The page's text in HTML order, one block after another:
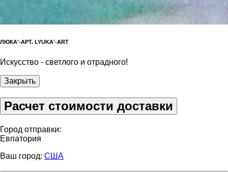
ЛЮКА'-АРТ. LYUKA'-ART
Искусство - светлого и отрадного!
Закрыть
Расчет стоимости доставки
Город отправки:
Евпатория
Ваш город: США